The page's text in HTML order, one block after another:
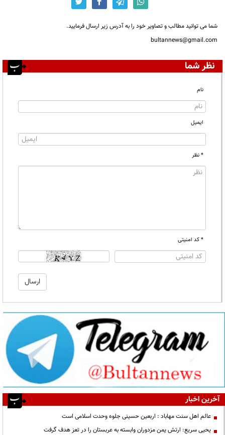
شما می توانید مطالب و تصاویر خود را به آدرس زیر ارسال فرمایید.
bultannews@gmail.com
نظر شما
نام
ایمیل
* نظر
* کد امنیتی
آخرین اخبار
عالم اهل سنت مهاباد : اربعین حسینی جلوه وحدت اسلامی است
یحیی سریع: ارتش یمن مزدوران وابسته به عربستان را در تعز هدف گرفت